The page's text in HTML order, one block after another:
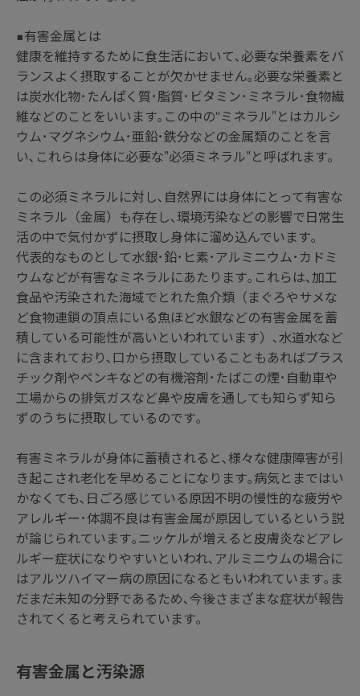
■有害金属とは
健康を維持するために食生活において､必要な栄養素をバ
ランスよく摂取することが欠かせません｡必要な栄養素と
は炭水化物･たんぱく質･脂質･ビタミン･ミネラル･食物繊
維などのことをいいます｡この中の″ミネラル”とはカルシ
ウム･マグネシウム･亜鉛･鉄分などの金属類のことを言
い､これらは身体に必要な”必須ミネラル”と呼ばれます｡
この必須ミネラルに対し､自然界には身体にとって有害な
ミネラル（金属）も存在し､環境汚染などの影響で日常生
活の中で気付かずに摂取し身体に溜め込んでいます｡
代表的なものとして水銀･鉛･ヒ素･アルミニウム･カドミ
ウムなどが有害なミネラルにあたります｡これらは､加工
食品や汚染された海域でとれた魚介類（まぐろやサメな
ど食物連鎖の頂点にいる魚ほど水銀などの有害金属を蓄
積している可能性が高いといわれています）､水道水など
に含まれており､口から摂取していることもあればプラス
チック剤やペンキなどの有機溶剤･たばこの煙･自動車や
工場からの排気ガスなど鼻や皮膚を通しても知らず知ら
ずのうちに摂取しているのです｡
有害ミネラルが身体に蓄積されると､様々な健康障害が引
き起こされ老化を早めることになります｡病気とまではい
かなくても､日ごろ感じている原因不明の慢性的な疲労や
アレルギー･体調不良は有害金属が原因しているという説
が論じられています｡ニッケルが増えると皮膚炎などアレ
ルギー症状になりやすいといわれ､アルミニウムの場合に
はアルツハイマー病の原因になるともいわれています｡ま
だまだ未知の分野であるため､今後さまざまな症状が報告
されてくると考えられています｡
有害金属と汚染源